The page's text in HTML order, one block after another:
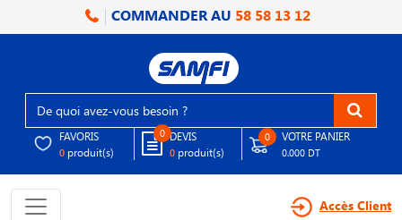
COMMANDER AU 58 58 13 12
FAVORIS
0 produit(s)
0 DEVIS
0 produit(s)
0 VOTRE PANIER
0.000 DT
Accès Client